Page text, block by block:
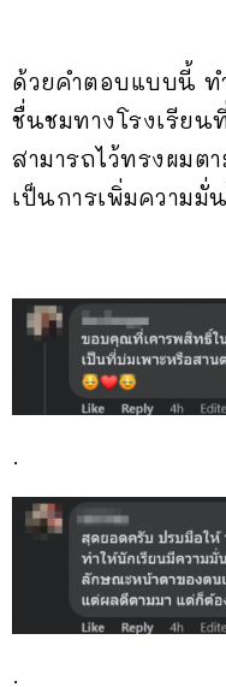
ด้วยคำตอบแบบนี้ ท
ชื่นชมทางโรงเรียน
สามารถไว้ทรงผมต
เป็นการเพิ่มความมั่
.
.